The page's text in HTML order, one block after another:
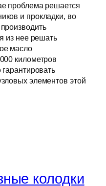
проблема решается
и прокладки, во
из нее решать
масло
километров
элементов этой
колодки